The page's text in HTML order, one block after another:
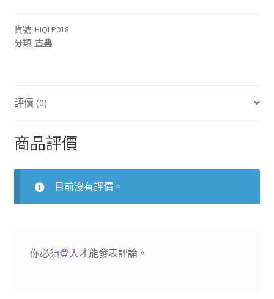
2
號
奏
數
量
貨號: HIQLP018
分類: 古典
評價 (0)
商品評價
目前沒有評價。
你必須登入才能發表評論。